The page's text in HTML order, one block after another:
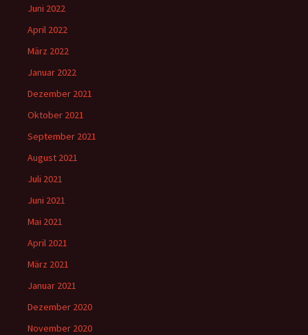
Juni 2022
April 2022
März 2022
Januar 2022
Dezember 2021
Oktober 2021
September 2021
August 2021
Juli 2021
Juni 2021
Mai 2021
April 2021
März 2021
Januar 2021
Dezember 2020
November 2020